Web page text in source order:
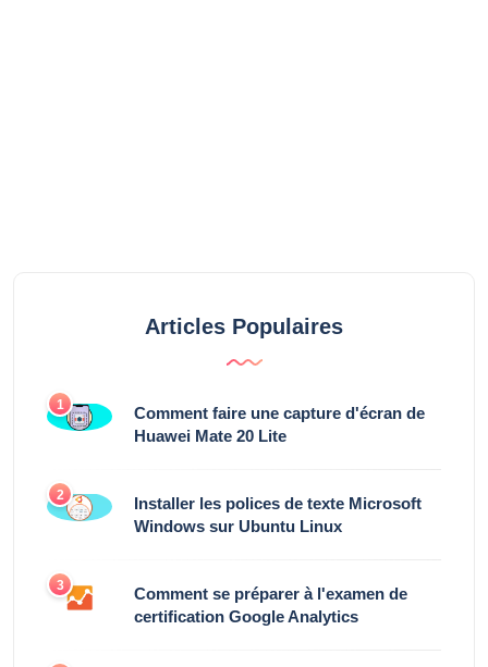
Articles Populaires
1
Comment faire une capture d'écran de
Huawei Mate 20 Lite
2
Installer les polices de texte Microsoft
Windows sur Ubuntu Linux
3
Comment se préparer à l'examen de
certification Google Analytics